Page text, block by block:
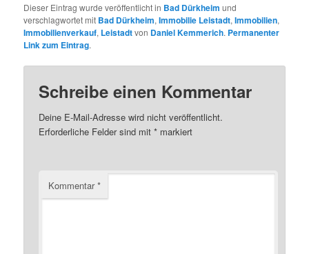
Dieser Eintrag wurde veröffentlicht in Bad Dürkheim und
verschlagwortet mit Bad Dürkheim,Immobilie Leistadt,Immobilien,
Immobilienverkauf, Leistadtvon Daniel Kemmerich. Permanenter
Link zum Eintrag.
Schreibe einen Kommentar
Deine E-Mail-Adresse wird nicht veröffentlicht.
Erforderliche Felder sind mit* markiert
Kommentar*